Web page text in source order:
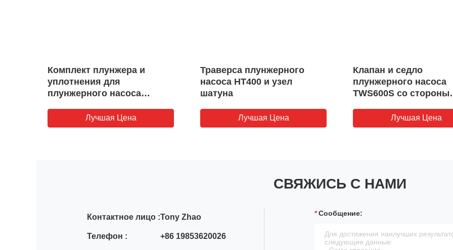
Комплект плунжера и
уплотнения для
плунжерного насоса
TWS2250 QWS2500
Лучшая Цена
Траверса плунжерного
насоса HT400 и узел
шатуна
Лучшая Цена
Клапан и седло
плунжерного насоса
TWS600S со стороны
Лучшая Цена
СВЯЖИСЬ С НАМИ
Контактное лицо :Tony Zhao
Телефон : +86 19853620026
Сообщение: